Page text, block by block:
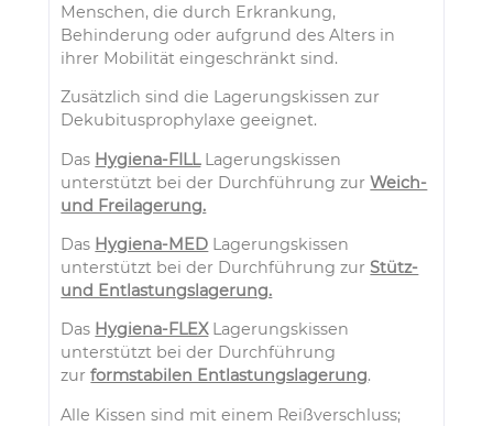
Menschen, die durch Erkrankung,
Behinderung oder aufgrund des Alters in
ihrer Mobilität eingeschränkt sind.
Zusätzlich sind die Lagerungskissen zur
Dekubitusprophylaxe geeignet.
Das Hygiena-FILLLagerungskissen
unterstützt bei der Durchführung zurWeich-
und Freilagerung.
Das Hygiena-MED Lagerungskissen
unterstützt bei der Durchführung zurStütz-
und Entlastungslagerung.
Das Hygiena-FLEXLagerungskissen
unterstützt bei der Durchführung
zurformstabilen Entlastungslagerung.
Alle Kissen sind mit einem Reißverschluss;